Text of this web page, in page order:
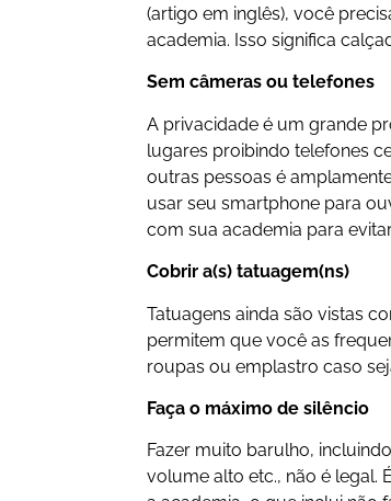
(artigo em inglês), você
academia. Isso significa
Sem câmeras ou telefones
A privacidade é um grande
lugares proibindo telefones
outras pessoas é
usar seu smartphone para
com sua academia para
Cobrir a(s) tatuagem(ns)
Tatuagens ainda são vistas
permitem que você as
roupas ou emplastro caso
Faça o máximo de silêncio
Fazer muito barulho,
volume alto etc., não é legal.